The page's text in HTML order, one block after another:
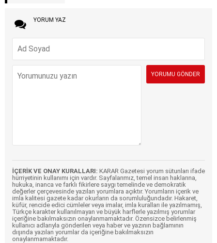
YORUM YAZ
İÇERİK VE ONAY KURALLARI: KARAR Gazetesi yorum sütunları ifade
hürriyetinin kullanımı için vardır. Sayfalarımız, temel insan haklarına,
hukuka, inanca ve farklı fikirlere saygı temelinde ve demokratik
değerler çerçevesinde yazılan yorumlara açıktır. Yorumların içerik ve
imla kalitesi gazete kadar okurların da sorumluluğundadır. Hakaret,
küfür, rencide edici cümleler veya imalar, imla kuralları ile yazılmamış,
Türkçe karakter kullanılmayan ve büyük harflerle yazılmış yorumlar
içeriğine bakılmaksızın onaylanmamaktadır. Özensizce belirlenmiş
kullanıcı adlarıyla gönderilen veya haber ve yazının bağlamının
dışında yazılan yorumlar da içeriğine bakılmaksızın
onaylanmamaktadır.